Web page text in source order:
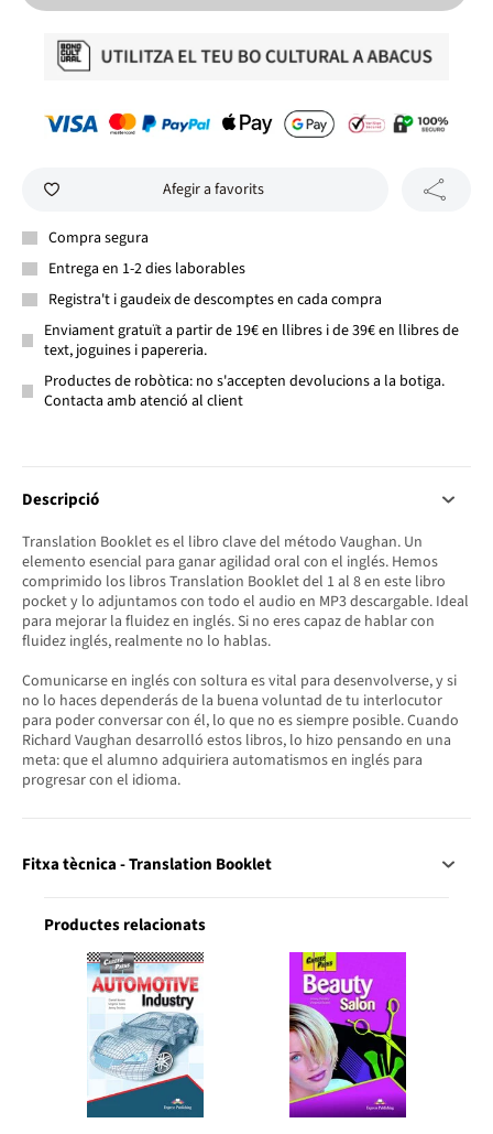
Afegir a favorits
Compra segura
Entrega en 1-2 dies laborables
Registra't i gaudeix de descomptes en cada compra
Enviament gratuït a partir de 19€ en llibres i de 39€ en llibres de
text, joguines i papereria.
Productes de robòtica: no s'accepten devolucions a la botiga.
Contacta amb atenció al client
Descripció
Translation Booklet es el libro clave del método Vaughan. Un
elemento esencial para ganar agilidad oral con el inglés. Hemos
comprimido los libros Translation Booklet del 1 al 8 en este libro
pocket y lo adjuntamos con todo el audio en MP3 descargable. Ideal
para mejorar la fluidez en inglés. Si no eres capaz de hablar con
fluidez inglés, realmente no lo hablas.
Comunicarse en inglés con soltura es vital para desenvolverse, y si
no lo haces dependerás de la buena voluntad de tu interlocutor
para poder conversar con él, lo que no es siempre posible. Cuando
Richard Vaughan desarrolló estos libros, lo hizo pensando en una
meta: que el alumno adquiriera automatismos en inglés para
progresar con el idioma.
Fitxa tècnica - Translation Booklet
Productes relacionats